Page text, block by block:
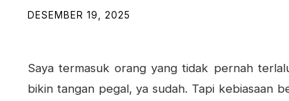
DESEMBER 19, 2025
Saya termasuk orang yang tidak pernah
bikin tangan pegal, ya sudah. Tapi kebiasaan